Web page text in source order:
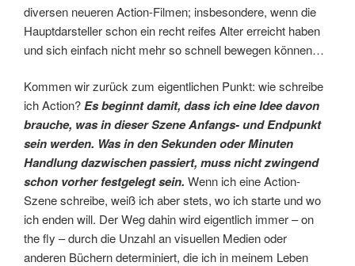
diversen neueren Action-Filmen; insbesondere, wenn die
Hauptdarsteller schon ein recht reifes Alter erreicht haben
und sich einfach nicht mehr so schnell bewegen können…
Kommen wir zurück zum eigentlichen Punkt: wie schreibe
ich Action?Es beginnt damit, dass ich eine Idee davon
brauche, was in dieser Szene Anfangs- und Endpunkt
sein werden. Was in den Sekunden oder Minuten
Handlung dazwischen passiert, muss nicht zwingend
schon vorher festgelegt sein. Wenn ich eine Action-
Szene schreibe, weiß ich aber stets, wo ich starte und wo
ich enden will. Der Weg dahin wird eigentlich immer – on
the fly – durch die Unzahl an visuellen Medien oder
anderen Büchern determiniert, die ich in meinem Leben